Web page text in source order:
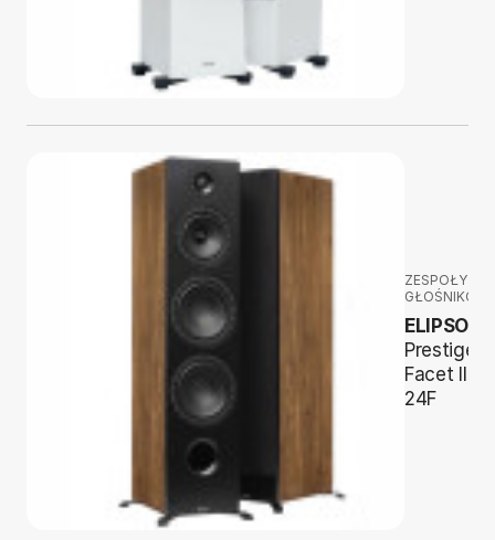
ZESPOŁY
ELIPSON
Prestige
Facet II
24F